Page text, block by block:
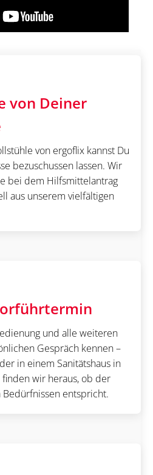
von Deiner
von ergoflix kannst Du
bezuschussen lassen. Wir
bei dem Hilfsmittelantrag
aus unserem vielfältigen
und alle weiteren
Gespräch kennen –
in einem Sanitätshaus in
wir heraus, ob der
entspricht.